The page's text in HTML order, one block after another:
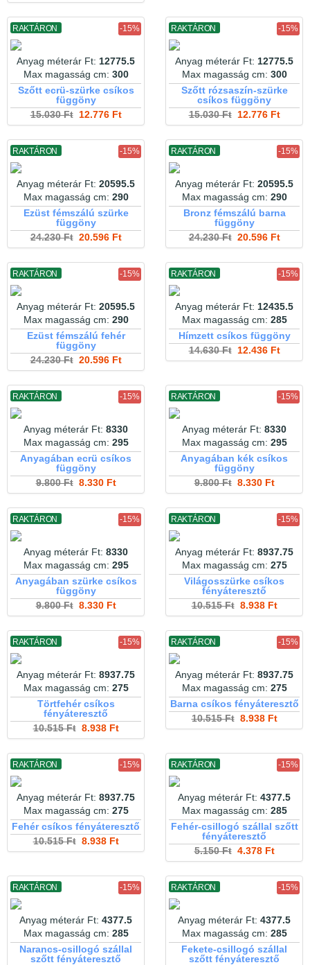
RAKTÁRON -15%
Anyag méterár Ft: 12775.5
Max magasság cm: 300
Szőtt ecrü-szürke csíkos
függöny
15.030 Ft12.776 Ft
RAKTÁRON -15%
Anyag méterár Ft: 12775.5
Max magasság cm: 300
Szőtt rózsaszín-szürke
csíkos függöny
15.030 Ft12.776 Ft
RAKTÁRON -15%
Anyag méterár Ft: 20595.5
Max magasság cm: 290
Ezüst fémszálú szürke
függöny
24.230 Ft20.596 Ft
RAKTÁRON -15%
Anyag méterár Ft: 20595.5
Max magasság cm: 290
Bronz fémszálú barna
függöny
24.230 Ft20.596 Ft
RAKTÁRON -15%
Anyag méterár Ft: 20595.5
Max magasság cm: 290
Ezüst fémszálú fehér
függöny
24.230 Ft20.596 Ft
RAKTÁRON -15%
Anyag méterár Ft: 12435.5
Max magasság cm: 285
Hímzett csíkos függöny
14.630 Ft12.436 Ft
RAKTÁRON -15%
Anyag méterár Ft: 8330
Max magasság cm: 295
Anyagában ecrü csíkos
függöny
9.800 Ft8.330 Ft
RAKTÁRON -15%
Anyag méterár Ft: 8330
Max magasság cm: 295
Anyagában kék csíkos
függöny
9.800 Ft8.330 Ft
RAKTÁRON -15%
Anyag méterár Ft: 8330
Max magasság cm: 295
Anyagában szürke csíkos
függöny
9.800 Ft8.330 Ft
RAKTÁRON -15%
Anyag méterár Ft: 8937.75
Max magasság cm: 275
Világosszürke csíkos
fényáteresztő
10.515 Ft8.938 Ft
RAKTÁRON -15%
Anyag méterár Ft: 8937.75
Max magasság cm: 275
Törtfehér csíkos
fényáteresztő
10.515 Ft8.938 Ft
RAKTÁRON -15%
Anyag méterár Ft: 8937.75
Max magasság cm: 275
Barna csíkos fényáteresztő
10.515 Ft8.938 Ft
RAKTÁRON -15%
Anyag méterár Ft: 8937.75
Max magasság cm: 275
Fehér csíkos fényáteresztő
10.515 Ft8.938 Ft
RAKTÁRON -15%
Anyag méterár Ft: 4377.5
Max magasság cm: 285
Fehér-csillogó szállal szőtt
fényáteresztő
5.150 Ft4.378 Ft
RAKTÁRON -15%
Anyag méterár Ft: 4377.5
Max magasság cm: 285
Narancs-csillogó szállal
szőtt fényáteresztő
RAKTÁRON -15%
Anyag méterár Ft: 4377.5
Max magasság cm: 285
Fekete-csillogó szállal
szőtt fényáteresztő